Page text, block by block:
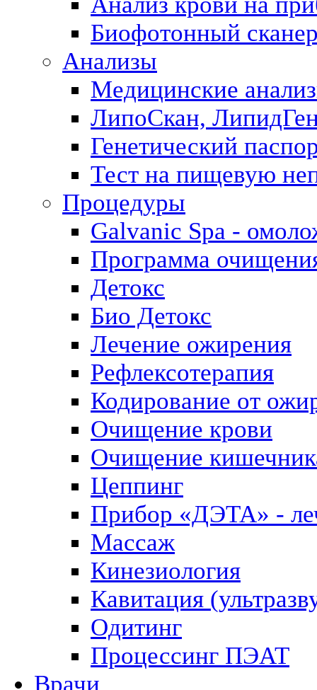
Биофотонный
Анализы
Медицинские
ЛипоСкан,
Генетический
Тест на пищевую
Процедуры
Galvanic Spa -
Программа
Детокс
Био Детокс
Лечение ожирения
Рефлексотерапия
Кодирование от
Очищение крови
Очищение
Цеппинг
Прибор «ДЭТА» -
Массаж
Кинезиология
Кавитация
Одитинг
Процессинг ПЭАТ
Врачи